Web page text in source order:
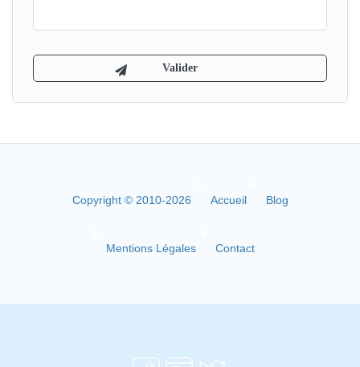
Copyright © 2010-2026 Accueil Blog
Mentions Légales Contact